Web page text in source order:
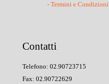
- Termini e Condizioni
Contatti
Telefono: 02.90723715
Fax: 02.90722629